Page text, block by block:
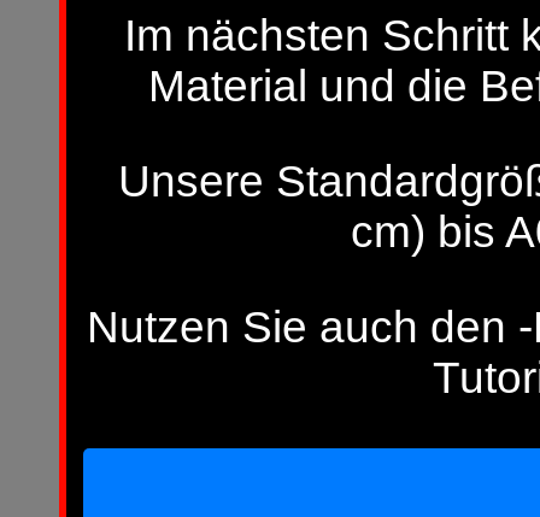
Im nächsten Schritt
Material und die
Unsere
cm) bis
Nutzen Sie auch den